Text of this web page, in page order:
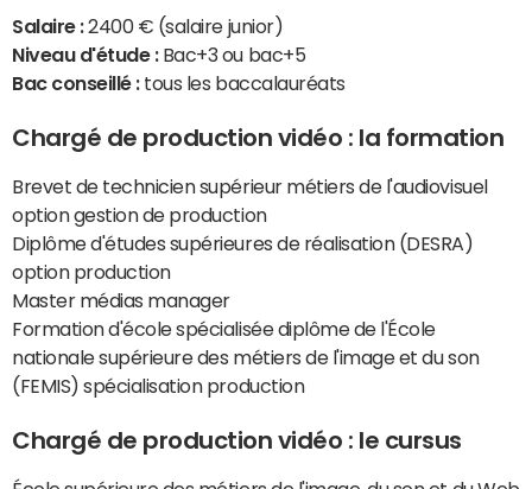
Salaire :2400 € (salaire junior)
Niveau d'étude :Bac+3 ou bac+5
Bac conseillé : tous les baccalauréats
Chargé de production vidéo : la formation
Brevet de technicien supérieur métiers de l'audiovisuel
option gestion de production
Diplôme d'études supérieures de réalisation (DESRA)
option production
Master médias manager
Formation d'école spécialisée diplôme de l'École
nationale supérieure des métiers de l'image et du son
(FEMIS) spécialisation production
Chargé de production vidéo : le cursus